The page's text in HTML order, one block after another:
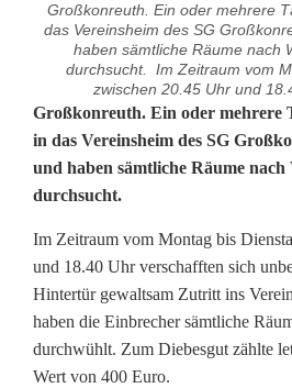
Großkonreuth. Ein oder mehrere
das Vereinsheim des SG
haben sämtliche Räume nach
durchsucht. Im Zeitraum vom
zwischen 20.45 Uhr und
E
i
n
b
r
u
c
Großkonreuth. Ein oder mehrere
in das Vereinsheim des SG
und haben sämtliche Räume nach
durchsucht.
Im Zeitraum vom Montag bis
und 18.40 Uhr verschafften sich
Hintertür gewaltsam Zutritt ins
haben die Einbrecher sämtliche
durchwühlt. Zum Diebesgut zählte
Wert von 400 Euro.